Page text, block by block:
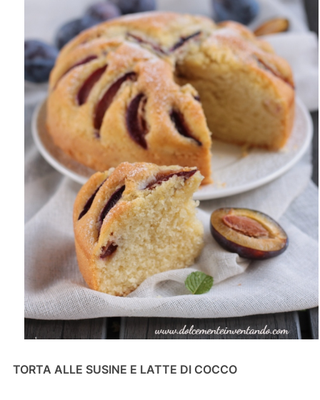
TORTA ALLE SUSINE E LATTE DI COCCO